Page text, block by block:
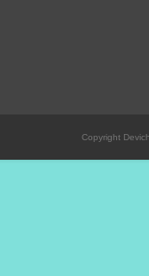
Copyright